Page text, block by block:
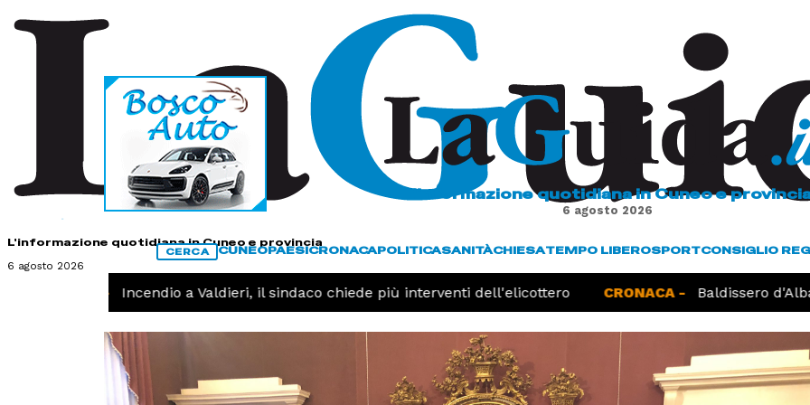
L'informazione quotidiana in Cuneo e provincia
6 agosto 2026
L'informazione quotidiana in Cuneo e
6 agosto 2026
CERCA CUNEOPAESICRONACAPOLITICASANITÀCHIESATEMPO LIBEROSPORTCONSIGLIO
Incendio a Valdieri, il sindaco chiede più interventi dell'elicottero CRONACA - Baldissero d'Alba,